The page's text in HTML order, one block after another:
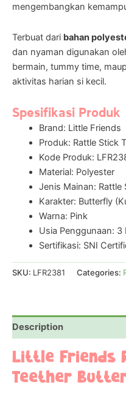
mengembangkan
Terbuat dari bahan
dan nyaman digunakan
bermain, tummy time,
aktivitas harian si kecil.
Spesifikasi Produk
Brand: Little Friends
Produk: Rattle Stick
Kode Produk:
Material: Polyester
Jenis Mainan: Rattle
Karakter: Butterfly
Warna: Pink
Usia Penggunaan: 3
Sertifikasi: SNI
SKU: LFR2381 Categories:
Description
Little Friends
Teether